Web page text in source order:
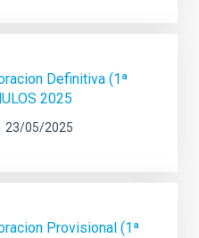
Definitiva (1ª
2025
23/05/2025
Provisional (1ª